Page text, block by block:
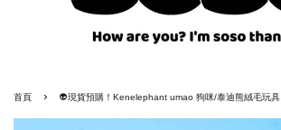
首頁 › 👽現貨預購！Kenelephant umao 狗咪/泰迪熊絨毛玩具